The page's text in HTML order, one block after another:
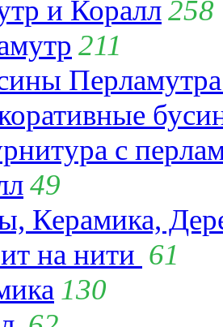
и Коралл258
211
с
49
Керамика,
на нити 61
130